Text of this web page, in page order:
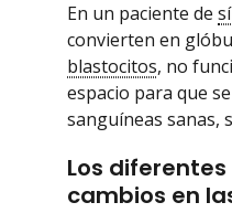
En un paciente de
convierten en
blastocitos, no
espacio para que
sanguíneas sanas,
Los
cambios en